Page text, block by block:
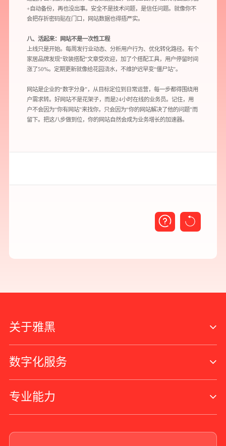
您所提交的信息将严格保密，且不以任何形式透露给任何第三方
+自动备份，再也没出事。安全不是技术问题，是信任问题。就像你不
会把存折密码贴在门口，网站数据也得捂严实。
八、活起来：网站不是一次性工程
上线只是开始。每周发行业动态、分析用户行为、优化转化路径。有个
家居品牌发现“软装搭配”文章受欢迎，加了个搭配工具，用户停留时间
涨了50%。定期更新就像给花园浇水，不维护迟早变“僵尸站”。
网站是企业的“数字分身”，从目标定位到日常运营，每一步都得围绕用
户需求转。好网站不是花架子，而是24小时在线的业务员。记住，用
户不会因为“你有网站”来找你，只会因为“你的网站解决了他的问题”而
留下。把这八步做到位，你的网站自然会成为业务增长的加速器。
关于雅黑
数字化服务
专业能力